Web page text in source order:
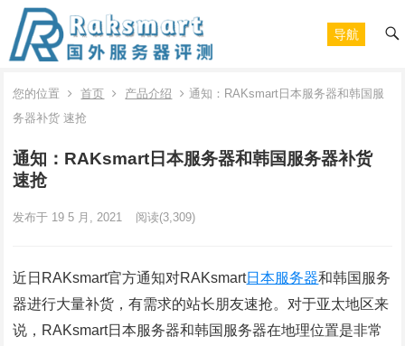
导航
您的位置 首页 产品介绍
通知：RAKsmart日本服务器和韩国服
务器补货 速抢
通知：RAKsmart日本服务器和韩国服务器补货
速抢
发布于 19 5 月, 2021 阅读(3,309)
近日RAKsmart官方通知对RAKsmart日本服务器和韩国服务
器进行大量补货，有需求的站长朋友速抢。对于亚太地区来
说，RAKsmart日本服务器和韩国服务器在地理位置是非常